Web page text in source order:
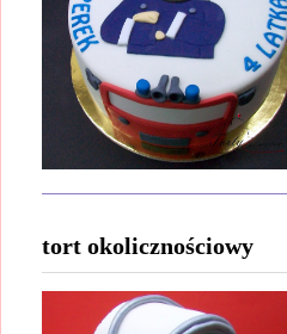
tort okolicznościowy